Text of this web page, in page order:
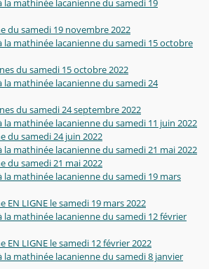
la mathinée lacanienne du samedi 19
du samedi 19 novembre 2022
la mathinée lacanienne du samedi 15 octobre
du samedi 15 octobre 2022
la mathinée lacanienne du samedi 24
du samedi 24 septembre 2022
la mathinée lacanienne du samedi 11 juin 2022
du samedi 24 juin 2022
la mathinée lacanienne du samedi 21 mai 2022
du samedi 21 mai 2022
la mathinée lacanienne du samedi 19 mars
EN LIGNE le samedi 19 mars 2022
la mathinée lacanienne du samedi 12 février
EN LIGNE le samedi 12 février 2022
la mathinée lacanienne du samedi 8 janvier